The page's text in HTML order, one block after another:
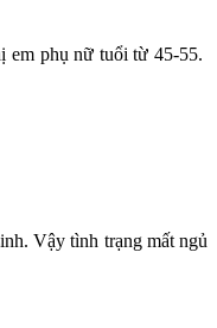
em phụ nữ tuổi từ 45-55.
Vậy tình trạng mất ngủ